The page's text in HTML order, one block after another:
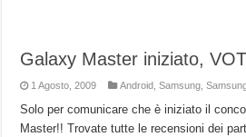
Galaxy Master iniziato,
1 Agosto, 2009 Android ,Samsung ,
Solo per comunicare che è iniziato il
Master!! Trovate tutte le recensioni dei